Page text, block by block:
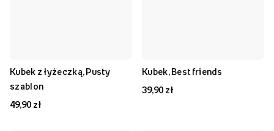
Kubek z łyżeczką, Pusty
szablon
49,90 zł
Kubek, Best friends
39,90 zł